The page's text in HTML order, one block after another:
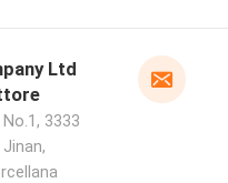
Ltd
3333